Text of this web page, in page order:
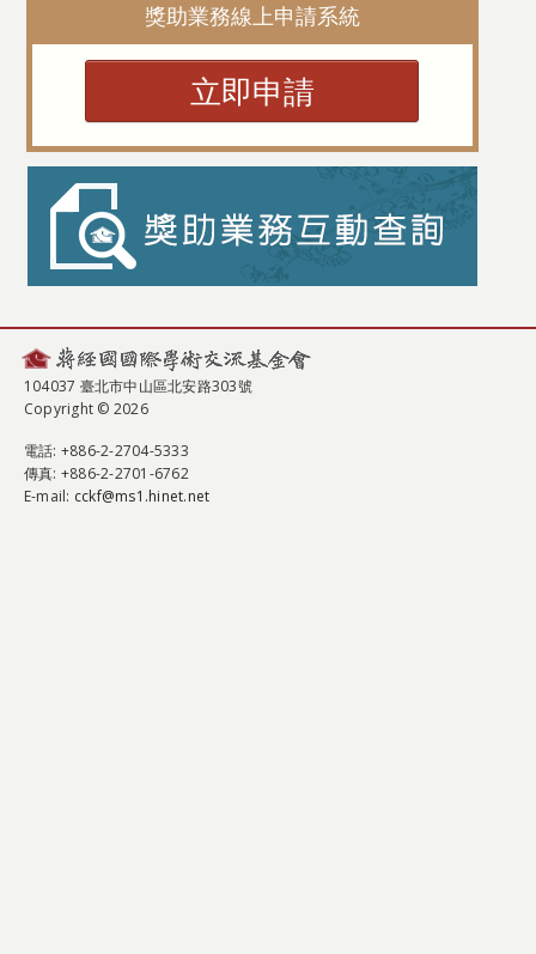
獎助業務線上申請系統
立即申請
104037 臺北市中山區北安路303號
Copyright © 2026
電話: +886-2-2704-5333
傳真: +886-2-2701-6762
E-mail: cckf@ms1.hinet.net